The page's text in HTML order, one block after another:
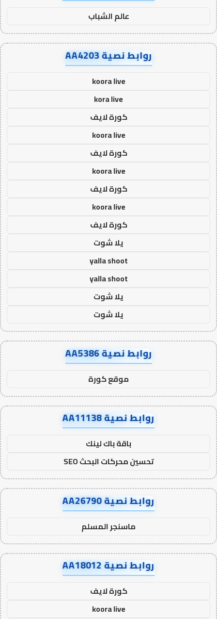
عالم الشباب
روابط نصية AA4203
koora live
kora live
كورة لايف
koora live
كورة لايف
koora live
كورة لايف
koora live
كورة لايف
يلا شوت
yalla shoot
yalla shoot
يلا شوت
يلا شوت
روابط نصية AA5386
موقع كورة
روابط نصية AA11138
باقة باك لينك
تحسين محركات البحث SEO
روابط نصية AA26790
ماسنجر المسلم
روابط نصية AA18012
كورة لايف
koora live